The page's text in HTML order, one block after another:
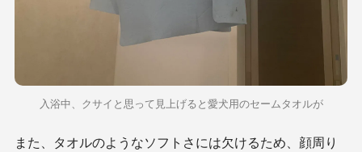
入浴中、クサイと思って見上げると愛犬用のセームタオルが
また、タオルのようなソフトさには欠けるため、顔周り